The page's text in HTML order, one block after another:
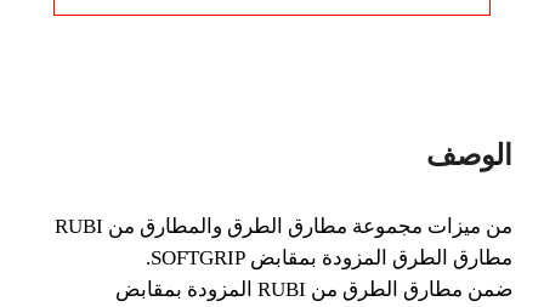
مطرقة تكسير الحجارة
بمقبض SOFTGRIP
من ميزات مجموعة مطارق الطرق والمطارق من RUBI
الوصف
من ميزات مجموعة مطارق الطرق والمطارق من RUBI
مطارق الطرق المزودة بمقابض SOFTGRIP.
ضمن مطارق الطرق من RUBI المزودة بمقابض